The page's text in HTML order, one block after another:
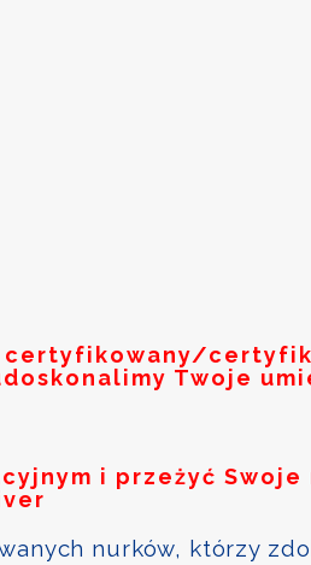
Twoje
i przeżyć Swoje
nurków, którzy